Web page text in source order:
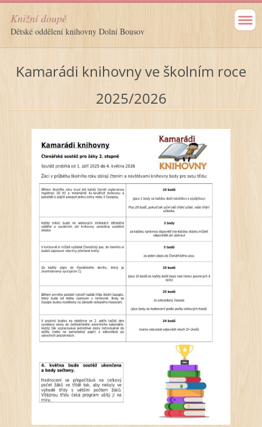
Knižní doupě
Dětské oddělení knihovny Dolní Bousov
Kamarádi knihovny ve školním roce
2025/2026